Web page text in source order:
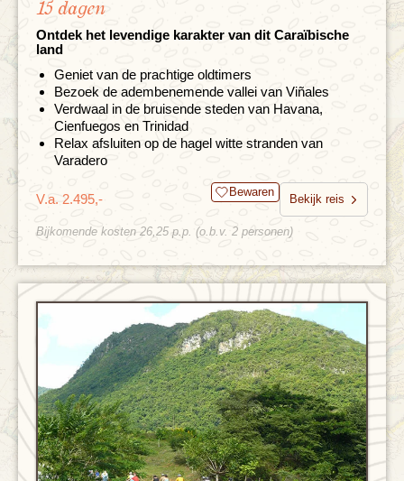
15 dagen
Ontdek het levendige karakter van dit Caraïbische
land
Geniet van de prachtige oldtimers
Bezoek de adembenemende vallei van Viñales
Verdwaal in de bruisende steden van Havana,
Cienfuegos en Trinidad
Relax afsluiten op de hagel witte stranden van
Varadero
V.a. 2.495,- Bewaren
Bekijk reis
Bijkomende kosten 26,25 p.p. (o.b.v. 2 personen)